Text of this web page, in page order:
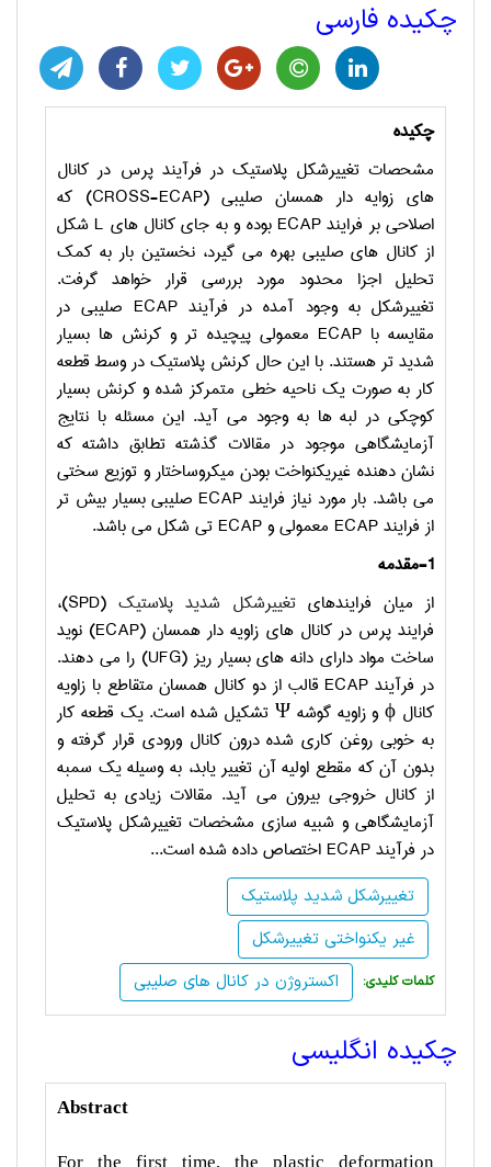
چکیده فارسی
چکیده
مشحصات تغییرشکل پلاستیک در فرآیند پرس در کانال
های زوایه دار همسان صلیبی (CROSS-ECAP) که
اصلاحی بر فرایندECAP بوده و به جای کانال های L شکل
از کانال های صلیبی بهره می گیرد، نخستین بار به کمک
تحلیل اجزا محدود مورد بررسی قرار خواهد گرفت.
تغییرشکل به وجود آمده در فرآیندECAP صلیبی در
مقایسه باECAP معمولی پیچیده تر و کرنش ها بسیار
شدید تر هستند. با این حال کرنش پلاستیک در وسط قطعه
کار به صورت یک ناحیه خطی متمرکز شده و کرنش بسیار
کوچکی در لبه ها به وجود می آید. این مسئله با نتایج
آزمایشگاهی موجود در مقالات گذشته تطابق داشته که
نشان دهنده غیریکنواخت بودن میکروساختار و توزیع سختی
می باشد. بار مورد نیاز فرایند ECAP صلیبی بسیار بیش تر
از فرایندECAP معمولی وECAP تی شکل می باشد.
1-مقدمه
از میان فرایندهایتغییرشکل شدید پلاستیک(
SPD)،
فرایند پرس در کانال های زاویه دار همسان (ECAP) نوید
ساخت مواد دارای دانه های بسیار ریز (UFG) را می دهند.
در فرآیند ECAP قالب از دو کانال همسان متقاطع با زاویه
کانال ϕ و زاویه گوشه Ψ تشکیل شده است. یک قطعه کار
به خوبی روغن کاری شده درون کانال ورودی قرار گرفته و
بدون آن که مقطع اولیه آن تغییر یابد، به وسیله یک سمبه
از کانال خروجی بیرون می آید. مقالات زیادی به تحلیل
آزمایشگاهی و شبیه سازی مشخصات تغییرشکل پلاستیک
در فرآیندECAP اختصاص داده شده است...
تغییرشکل شدید پلاستیک
غیر یکنواختی تغییرشکل
اکستروژن در کانال های صلیبی
:کلمات کلیدی
چکیده انگلیسی
Abstract
For the first time, the plastic deformation